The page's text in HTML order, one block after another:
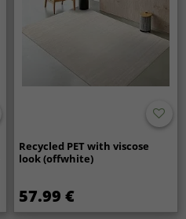
Recycled PET with viscose
look (offwhite)
57.99 €